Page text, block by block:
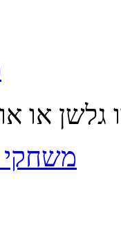
משחקי